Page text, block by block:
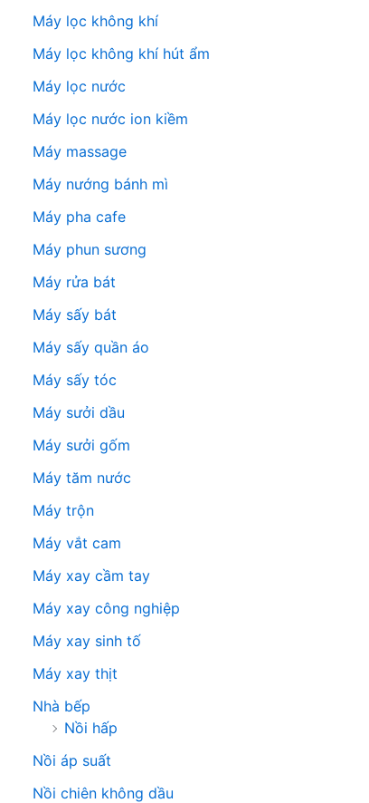
Máy lọc không khí
Máy lọc không khí hút ẩm
Máy lọc nước
Máy lọc nước ion kiềm
Máy massage
Máy nướng bánh mì
Máy pha cafe
Máy phun sương
Máy rửa bát
Máy sấy bát
Máy sấy quần áo
Máy sấy tóc
Máy sưởi dầu
Máy sưởi gốm
Máy tăm nước
Máy trộn
Máy vắt cam
Máy xay cầm tay
Máy xay công nghiệp
Máy xay sinh tố
Máy xay thịt
Nhà bếp
Nồi hấp
Nồi áp suất
Nồi chiên không dầu